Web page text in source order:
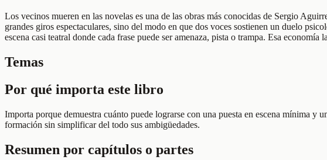
Los vecinos mueren en las novelas es una de las obras más conocidas de Sergio
grandes giros espectaculares, sino del modo en que dos voces sostienen un duelo
escena casi teatral donde cada frase puede ser amenaza, pista o trampa. Esa
Temas
Por qué importa este libro
Importa porque demuestra cuánto puede lograrse con una puesta en escena mínima
formación sin simplificar del todo sus ambigüedades.
Resumen por capítulos o partes